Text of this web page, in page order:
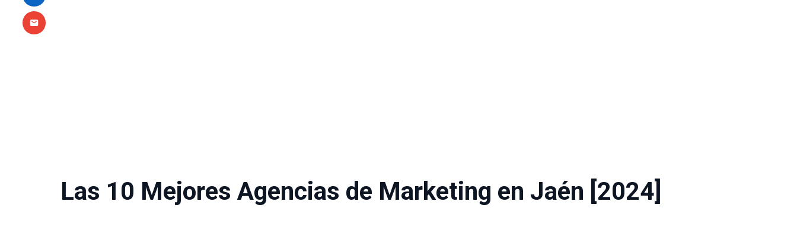
Las 10 Mejores Agencias de Marketing en Jaén [2024]